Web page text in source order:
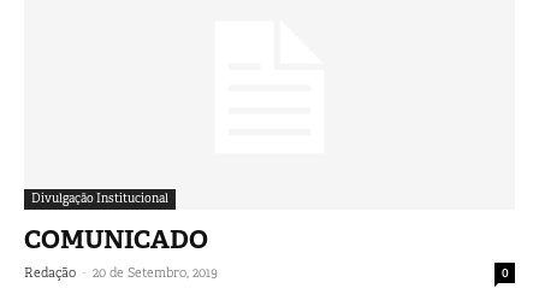
Divulgação Institucional
COMUNICADO
Redação - 20 de Setembro, 2019 0